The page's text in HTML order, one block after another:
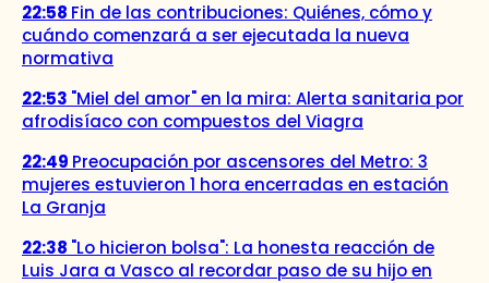
22:58 Fin de las contribuciones: Quiénes, cómo y
cuándo comenzará a ser ejecutada la nueva
normativa
22:53 "Miel del amor" en la mira: Alerta sanitaria por
afrodisíaco con compuestos del Viagra
22:49 Preocupación por ascensores del Metro: 3
mujeres estuvieron 1 hora encerradas en estación
La Granja
22:38 "Lo hicieron bolsa": La honesta reacción de
Luis Jara a Vasco al recordar paso de su hijo en